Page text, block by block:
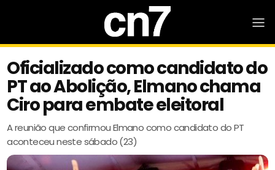
Oficializado como candidato do
PT ao Abolição, Elmano chama
Ciro para embate eleitoral
A reunião que confirmou Elmano como candidato do PT
aconteceu neste sábado (23)